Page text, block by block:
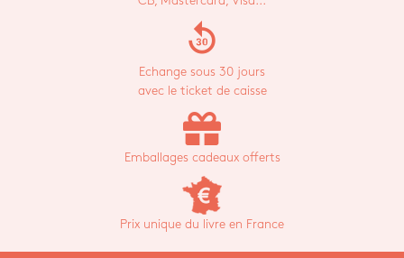
replay_30
Echange sous 30 jours
avec le ticket de caisse
Emballages cadeaux offerts
Prix unique du livre en France